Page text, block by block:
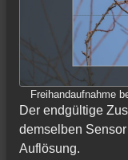
Freihandaufnahme
Der endgültige
demselben
Auflösung.